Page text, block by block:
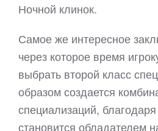
Ночной клинок.
Самое же интересное
через которое время
выбрать второй класс
образом создается
специализаций,
становится обладателем